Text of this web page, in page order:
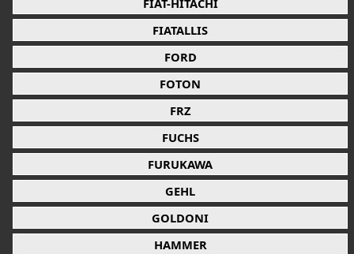
FIAT-HITACHI
FIATALLIS
FORD
FOTON
FRZ
FUCHS
FURUKAWA
GEHL
GOLDONI
HAMMER